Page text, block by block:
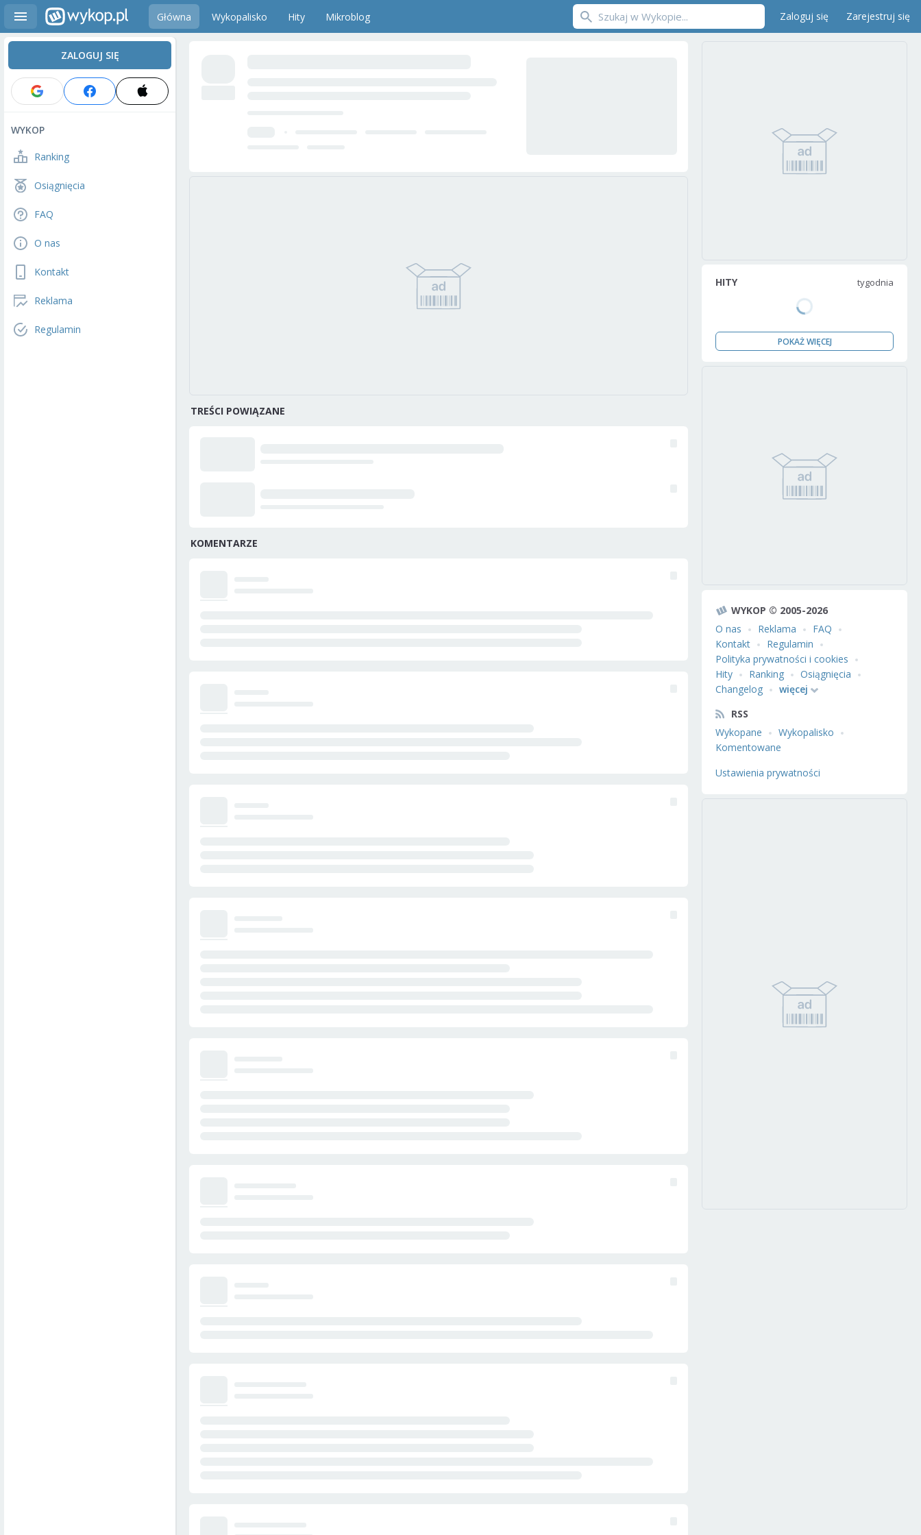
Główna Wykopalisko Hity Mikroblog Zaloguj się Zarejestruj się
ZALOGUJ SIĘ
WYKOP
Ranking
Osiągnięcia
FAQ
O nas
Kontakt
Reklama
Regulamin
TREŚCI POWIĄZANE
KOMENTARZE
HITY tygodnia
POKAŻ WIĘCEJ
WYKOP © 2005-2026
O nas
Reklama
FAQ
Kontakt
Regulamin
Polityka prywatności i cookies
Hity
Ranking
Osiągnięcia
Changelog
więcej
RSS
Wykopane
Wykopalisko
Komentowane
Ustawienia prywatności